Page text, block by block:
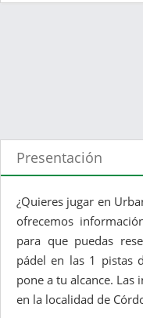
Presentación
¿Quieres jugar en
ofrecemos
para que puedas
pádel en las 1 pistas
pone a tu alcance. Las
en la localidad de